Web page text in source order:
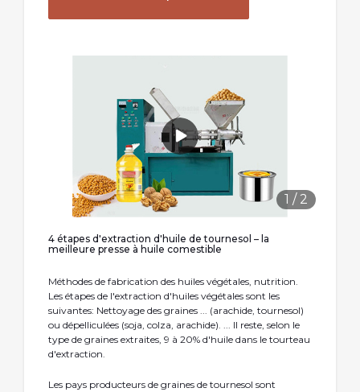
1 / 2
4 étapes d'extraction d'huile de tournesol – la
meilleure presse à huile comestible
Méthodes de fabrication des huiles végétales, nutrition.
Les étapes de l'extraction d'huiles végétales sont les
suivantes: Nettoyage des graines ... (arachide, tournesol)
ou dépelliculées (soja, colza, arachide). ... Il reste, selon le
type de graines extraites, 9 à 20% d'huile dans le tourteau
d'extraction.
Les pays producteurs de graines de tournesol sont